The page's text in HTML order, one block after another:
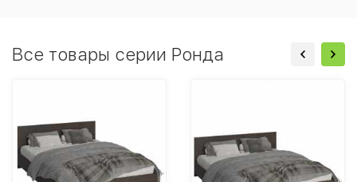
Все товары серии Ронда